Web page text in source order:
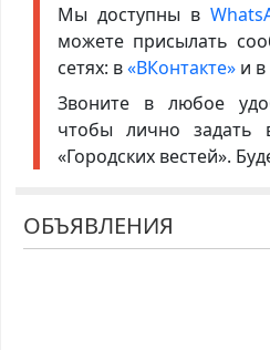
Мы доступны в
можете присылать
сетях: в«ВКонтакте»и в
Звоните в любое
чтобы лично задать
«Городских вестей».
ОБЪЯВЛЕНИЯ